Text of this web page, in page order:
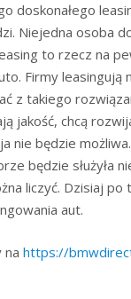
doskonałego
Niejedna osoba
to rzecz na
Firmy leasingują
z takiego
jakość, chcą
nie będzie
będzie służyła
liczyć. Dzisiaj po
aut.
na https://